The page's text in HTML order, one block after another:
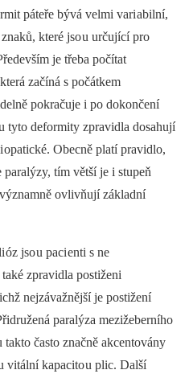
páteře bývá velmi vari abilní,
které jso u určující pro
je třeba počítat
začíná s počátkem
pokračuje i po dokončení
tyto deformity zpravidla dosahují
Obecně platí pravidlo,
paralýzy, tím větší je i stupeň
ovlivňují základní
jso u paci enti s ne
zpravidla postiženi
nejzávažnější je postižení
paralýza mezižeberního
takto často značně akcentovány
vitální kapacito u plic. Další